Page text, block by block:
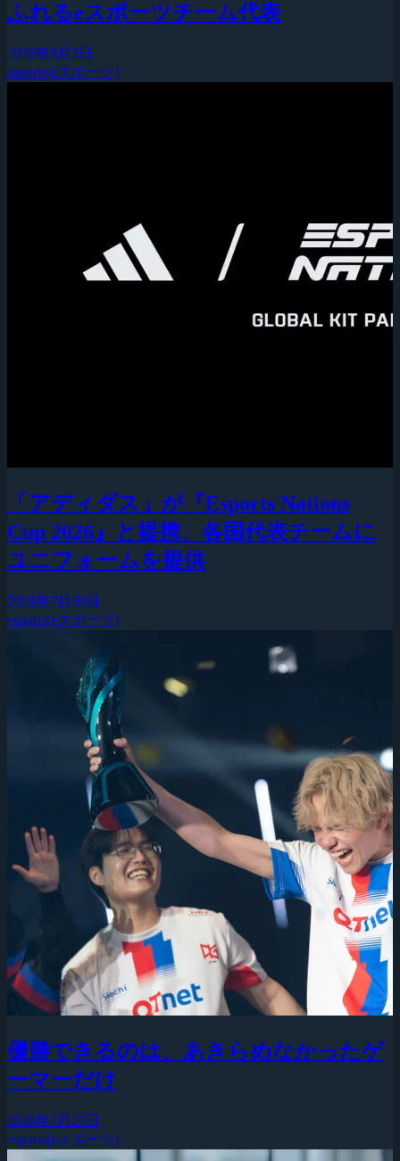
ふれるeスポーツチーム代表
2026年8月3日
esports(eスポーツ)
「アディダス」が『Esports Nations
Cup 2026』と提携、各国代表チームに
ユニフォームを提供
2026年7月30日
esports(eスポーツ)
優勝できるのは、あきらめなかったゲ
ーマーだけ
2026年7月27日
esports(eスポーツ)